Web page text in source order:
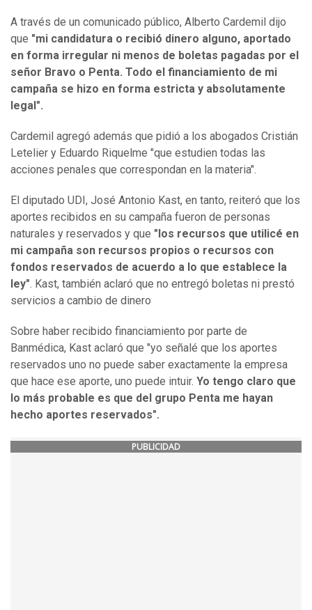
A través de un comunicado público, Alberto Cardemil dijo
que "mi candidatura o recibió dinero alguno, aportado
en forma irregular ni menos de boletas pagadas por el
señor Bravo o Penta. Todo el financiamiento de mi
campaña se hizo en forma estricta y absolutamente
legal".
Cardemil agregó además que pidió a los abogados Cristián
Letelier y Eduardo Riquelme "que estudien todas las
acciones penales que correspondan en la materia".
El diputado UDI, José Antonio Kast, en tanto, reiteró que los
aportes recibidos en su campaña fueron de personas
naturales y reservados y que "los recursos que utilicé en
mi campaña son recursos propios o recursos con
fondos reservados de acuerdo a lo que establece la
ley". Kast, también aclaró que no entregó boletas ni prestó
servicios a cambio de dinero
Sobre haber recibido financiamiento por parte de
Banmédica, Kast aclaró que "yo señalé que los aportes
reservados uno no puede saber exactamente la empresa
que hace ese aporte, uno puede intuir. Yo tengo claro que
lo más probable es que del grupo Penta me hayan
hecho aportes reservados".
PUBLICIDAD